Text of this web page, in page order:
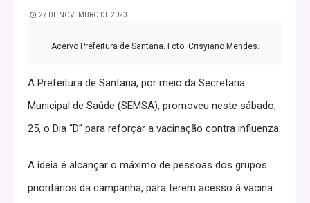
27 DE NOVEMBRO DE 2023
Acervo Prefeitura de Santana. Foto: Crisyiano Mendes.
A Prefeitura de Santana, por meio da Secretaria
Municipal de Saúde (SEMSA), promoveu neste sábado,
25, o Dia “D” para reforçar a vacinação contra influenza.
A ideia é alcançar o máximo de pessoas dos grupos
prioritários da campanha, para terem acesso à vacina.